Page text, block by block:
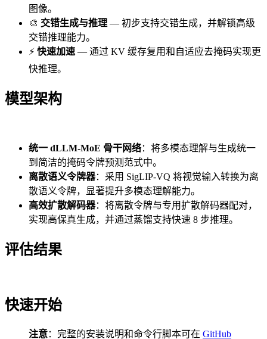
图像。
🎨 交错生成与推理 — 初步支持交错生成，并解锁高级
交错推理能力。
⚡ 快速加速 — 通过 KV 缓存复用和自适应去掩码实现更
快推理。
模型架构
统一 dLLM-MoE 骨干网络：将多模态理解与生成统一
到简洁的掩码令牌预测范式中。
离散语义令牌器：采用 SigLIP-VQ 将视觉输入转换为离
散语义令牌，显著提升多模态理解能力。
高效扩散解码器：将离散令牌与专用扩散解码器配对，
实现高保真生成，并通过蒸馏支持快速 8 步推理。
评估结果
快速开始
注意：完整的安装说明和命令行脚本可在 GitHub